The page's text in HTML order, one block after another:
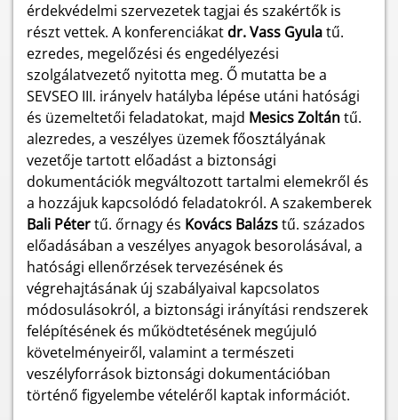
érdekvédelmi szervezetek tagjai és szakértők is
részt vettek. A konferenciákat dr. Vass Gyulatű.
ezredes, megelőzési és engedélyezési
szolgálatvezető nyitotta meg. Ő mutatta be a
SEVSEO III. irányelv hatályba lépése utáni hatósági
és üzemeltetői feladatokat, majd Mesics Zoltántű.
alezredes, a veszélyes üzemek főosztályának
vezetője tartott előadást a biztonsági
dokumentációk megváltozott tartalmi elemekről és
a hozzájuk kapcsolódó feladatokról. A szakemberek
Bali Pétertű. őrnagy és Kovács Balázstű. százados
előadásában a veszélyes anyagok besorolásával, a
hatósági ellenőrzések tervezésének és
végrehajtásának új szabályaival kapcsolatos
módosulásokról, a biztonsági irányítási rendszerek
felépítésének és működtetésének megújuló
követelményeiről, valamint a természeti
veszélyforrások biztonsági dokumentációban
történő figyelembe vételéről kaptak információt.